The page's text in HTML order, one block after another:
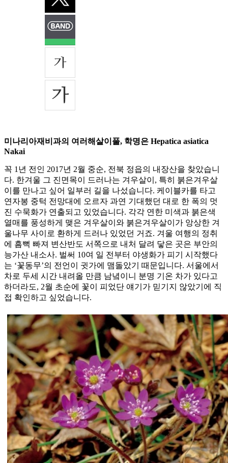
미나리아재비과의 여러해살이풀, 학명은 Hepatica asiatica
Nakai
꼭 1년 전인 2017년 2월 중순, 전북 정읍의 내장산을 찾았습니
다. 한겨울 그 진면목이 드러나는 겨우살이, 특히 붉은겨우살
이를 만나고 싶어 일부러 길을 나섰습니다. 케이블카를 타고
연자봉 중턱 전망대에 오르자 과연 기대했던 대로 한 폭의 멋
진 수묵화가 연출되고 있었습니다. 각각 연한 미색과 붉은색
열매를 풍성하게 맺은 겨우살이와 붉은겨우살이가 앙상한 겨
울나무 사이로 환하게 드러나 있었던 거죠. 겨울 여행의 정취
에 흠뻑 빠져 변산반도 서쪽으로 내처 달려 닿은 곳은 부안의
능가산 내소사. 벌써 10여 일 전부터 야생화가 피기 시작했다
는 ‘꽃동무’의 전언이 귓가에 맴돌았기 때문입니다. 서울에서
차로 두세 시간 내려올 만큼 남녘이니 분명 기온 차가 있다고
하더라도, 2월 초순에 꽃이 피었단 얘기가 믿기지 않았기에 직
접 확인하고 싶었습니다.